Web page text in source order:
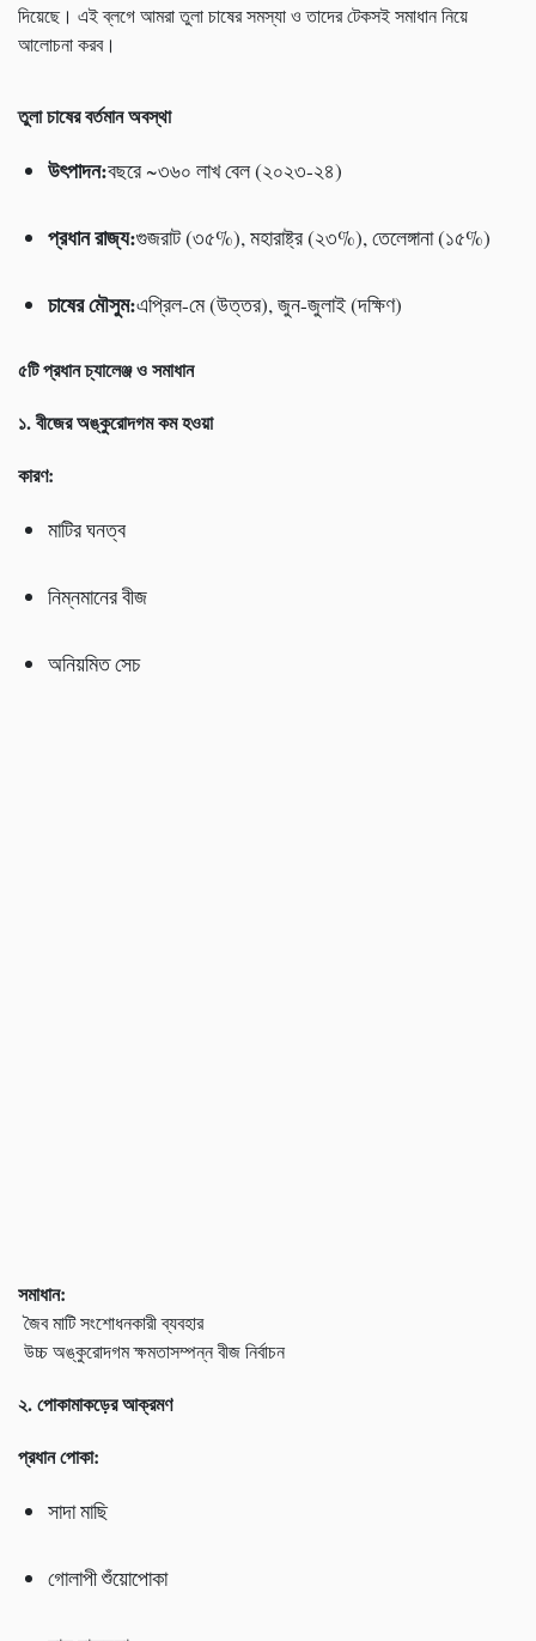
দিয়েছে। এই ব্লগে আমরা তুলা চাষের সমস্যা ও তাদের টেকসই সমাধান নিয়ে
আলোচনা করব।
তুলা চাষের বর্তমান অবস্থা
উৎপাদন:বছরে ~৩৬০ লাখ বেল (২০২৩-২৪)
প্রধান রাজ্য:গুজরাট (৩৫%), মহারাষ্ট্র (২৩%), তেলেঙ্গানা (১৫%)
চাষের মৌসুম:এপ্রিল-মে (উত্তর), জুন-জুলাই (দক্ষিণ)
৫টি প্রধান চ্যালেঞ্জ ও সমাধান
১. বীজের অঙ্কুরোদগম কম হওয়া
কারণ:
মাটির ঘনত্ব
নিম্নমানের বীজ
অনিয়মিত সেচ
সমাধান:
জৈব মাটি সংশোধনকারী ব্যবহার
উচ্চ অঙ্কুরোদগম ক্ষমতাসম্পন্ন বীজ নির্বাচন
২. পোকামাকড়ের আক্রমণ
প্রধান পোকা:
সাদা মাছি
গোলাপী শুঁয়োপোকা